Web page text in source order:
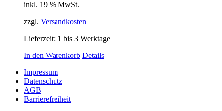
inkl. 19 % MwSt.
zzgl. Versandkosten
Lieferzeit: 1 bis 3 Werktage
In den Warenkorb Details
Impressum
Datenschutz
AGB
Barrierefreiheit